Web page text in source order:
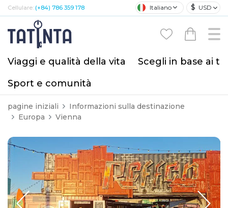
Cellulare: (+84) 786 359 178 Italiano $ USD
Viaggi e qualità della vita
Scegli in base ai
Sport e comunità
pagine iniziali
Informazioni sulla destinazione
Europa
Vienna